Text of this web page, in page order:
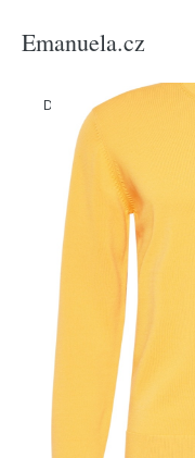
Emanuela.cz
Domů Produkty